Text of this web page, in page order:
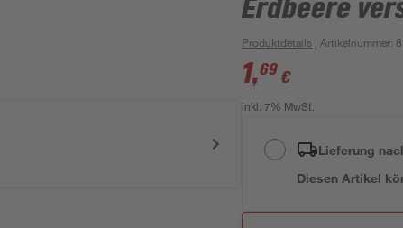
Erdbeere
Produktdetails | Artikelnummer:
1,69 €
inkl. 7% MwSt.
Lieferung
Diesen Artikel